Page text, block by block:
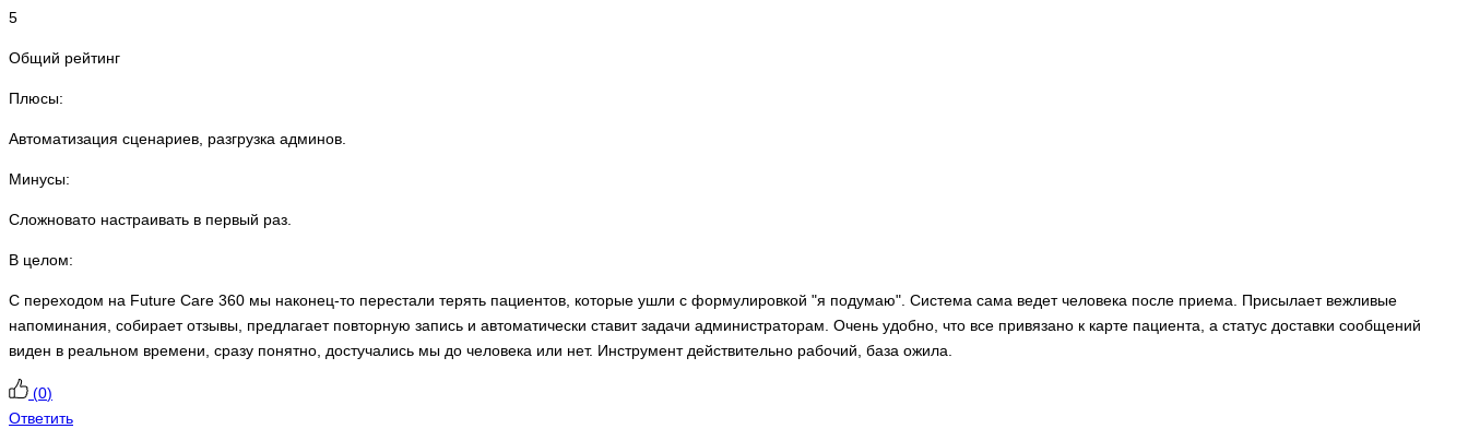
5
Общий рейтинг
Плюсы:
Автоматизация сценариев, разгрузка админов.
Минусы:
Сложновато настраивать в первый раз.
В целом:
С переходом на Future Care 360 мы наконец-то перестали терять пациентов, которые ушли с формулировкой "я подумаю". Система сама ведет человека после приема. Присылает вежливые
напоминания, собирает отзывы, предлагает повторную запись и автоматически ставит задачи администраторам. Очень удобно, что все привязано к карте пациента, а статус доставки сообщений
виден в реальном времени, сразу понятно, достучались мы до человека или нет. Инструмент действительно рабочий, база ожила.
(0)
Ответить